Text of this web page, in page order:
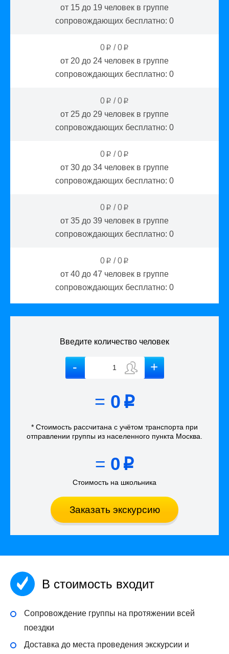
от 15 до 19 человек в группе
сопровождающих бесплатно: 0
0 p /0 p
от 20 до 24 человек в группе
сопровождающих бесплатно: 0
0 p /0 p
от 25 до 29 человек в группе
сопровождающих бесплатно: 0
0 p /0 p
от 30 до 34 человек в группе
сопровождающих бесплатно: 0
0 p /0 p
от 35 до 39 человек в группе
сопровождающих бесплатно: 0
0 p /0 p
от 40 до 47 человек в группе
сопровождающих бесплатно: 0
Введите количество человек
= 0 p
* Стоимость рассчитана с учётом транспорта при
отправлении группы из населенного пункта Москва
= 0 p
Стоимость на школьника
Заказать экскурсию
В стоимость входит
Сопровождение группы на протяжении всей
поездки
Доставка до места проведения экскурсии и